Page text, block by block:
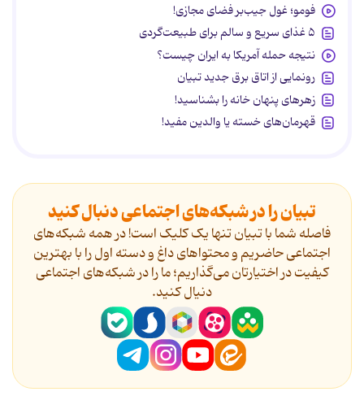
فومو؛ غول جیب‌بر فضای مجازی!
۵ غذای سریع و سالم برای طبیعت‌گردی
نتیجه حمله آمریکا به ایران چیست؟
رونمایی از اتاق برق جدید تبیان
زهرهای پنهان خانه را بشناسید!
قهرمان‌های خسته یا والدین مفید!
تبیان را در شبکه‌های اجتماعی دنبال کنید
فاصله شما با تبیان تنها یک کلیک است! در همه شبکه‌های
اجتماعی حاضریم و محتواهای داغ و دسته اول را با بهترین
کیفیت در اختیارتان می‌گذاریم؛ ما را در شبکه‌های اجتماعی
دنیال کنید.